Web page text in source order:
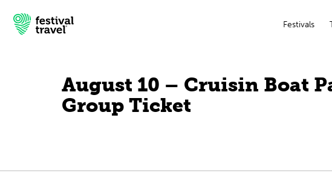
Festivals
Festivals
August 10 – Cruisin Boat
Group Ticket